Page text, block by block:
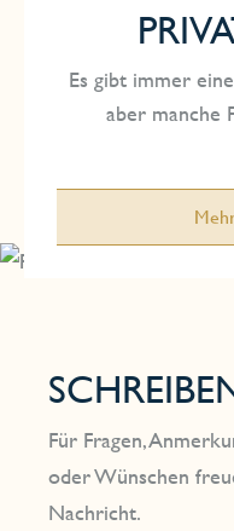
Es gibt immer
aber manche
Für Fragen,
oder Wünschen
Nachricht.